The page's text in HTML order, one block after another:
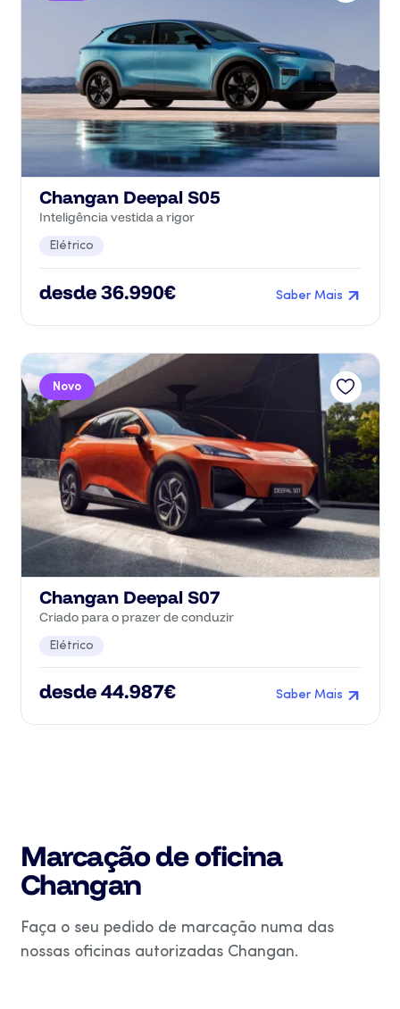
Changan Deepal S05
Inteligência vestida a rigor
Elétrico
desde 36.990€ Saber Mais
Novo
Changan Deepal S07
Criado para o prazer de conduzir
Elétrico
desde 44.987€ Saber Mais
Marcação de oficina
Changan
Faça o seu pedido de marcação numa das
nossas oficinas autorizadas Changan.